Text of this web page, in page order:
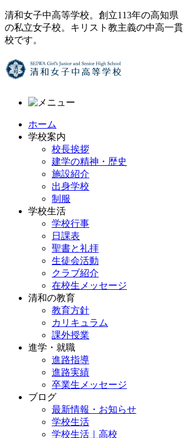
清和女子中高等学校。創立113年の高知県
の私立女子校。キリスト教主義の中高一貫
校です。
ホーム
学校案内
校長挨拶
建学の精神・歴史
施設紹介
出身学校
制服
学校生活
学校行事
日課表
聖書と礼拝
生徒会活動
クラブ紹介
在校生メッセージ
清和の教育
教育方針
カリキュラム
課外授業
進学・就職
進路指導
進路実績
卒業生メッセージ
ブログ
最新情報・お知らせ
学校生活
学校生活｜高校